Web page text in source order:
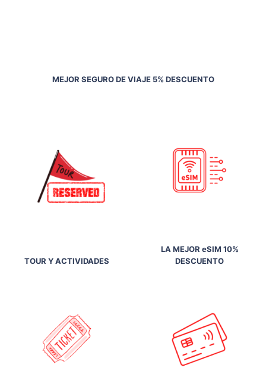
MEJOR SEGURO DE VIAJE 5% DESCUENTO
TOUR Y ACTIVIDADES
LA MEJOR eSIM 10%
DESCUENTO